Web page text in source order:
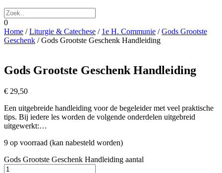
0
Home /Liturgie & Catechese / 1e H. Communie /Gods Grootste
Geschenk / Gods Grootste Geschenk Handleiding
Gods Grootste Geschenk Handleiding
€ 29,50
Een uitgebreide handleiding voor de begeleider met veel praktische
tips. Bij iedere les worden de volgende onderdelen uitgebreid
uitgewerkt:…
9 op voorraad (kan nabesteld worden)
Gods Grootste Geschenk Handleiding aantal